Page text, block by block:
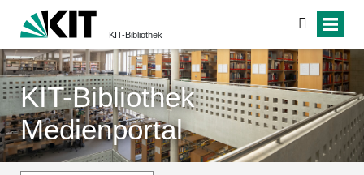
KIT-Bibliothek
KIT-Bibliothek
Medienportal